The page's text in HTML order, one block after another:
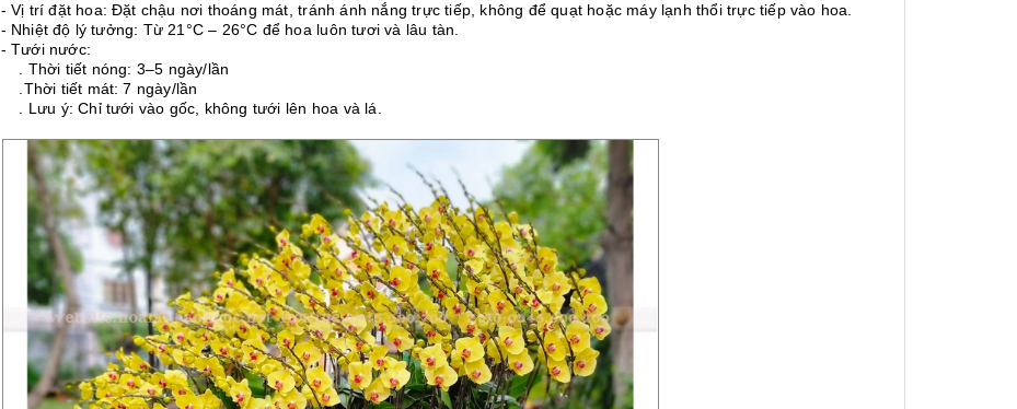
- Vị trí đặt hoa: Đặt chậu nơi thoáng mát, tránh ánh nắng trực tiếp, không để quạt hoặc máy lạnh thổi trực tiếp vào hoa.
- Nhiệt độ lý tưởng: Từ 21°C – 26°C để hoa luôn tươi và lâu tàn.
- Tưới nước:
. Thời tiết nóng: 3–5 ngày/lần
.Thời tiết mát: 7 ngày/lần
. Lưu ý: Chỉ tưới vào gốc, không tưới lên hoa và lá.